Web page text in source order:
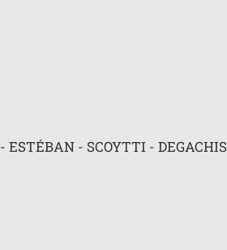
- SCOYTTI - DEGACHIS